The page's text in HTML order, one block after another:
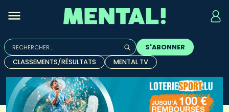
Rechercher :
Quand les résultats de l'auto-complétion sont
S'ABONNER
CLASSEMENTS/RÉSULTATS
MENTAL TV